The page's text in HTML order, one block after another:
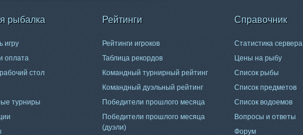
рыбалка
игру
оплата
стол
турниры
Рейтинги
Рейтинги игроков
Таблица рекордов
Командный турнирный рейтинг
Командный дуэльный рейтинг
Победители прошлого месяца
Победители прошлого месяца
(дуэли)
Справочник
Статистика сервера
Цены на рыбу
Список рыбы
Список предметов
Список водоемов
Вопросы и ответы
Форум